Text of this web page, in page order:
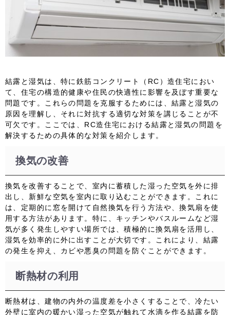
結露と湿気は、特に鉄筋コンクリート（RC）造住宅におい
て、住宅の構造的健康や住民の快適性に影響を及ぼす重要な
問題です。これらの問題を克服するためには、結露と湿気の
原因を理解し、それに対抗する適切な対策を講じることが不
可欠です。ここでは、RC造住宅における結露と湿気の問題を
解決するための具体的な対策を紹介します。
換気の改善
換気を改善することで、室内に蓄積した湿った空気を外に排
出し、新鮮な空気を室内に取り込むことができます。これに
は、定期的に窓を開けて自然換気を行う方法や、換気扇を使
用する方法があります。特に、キッチンやバスルームなど湿
気が多く発生しやすい場所では、積極的に換気扇を活用し、
湿気を効率的に外に出すことが大切です。これにより、結露
の発生を抑え、カビや悪臭の問題を防ぐことができます。
断熱材の利用
断熱材は、建物の内外の温度差を小さくすることで、冷たい
外壁に室内の暖かい湿った空気が触れて水滴を作る結露を防